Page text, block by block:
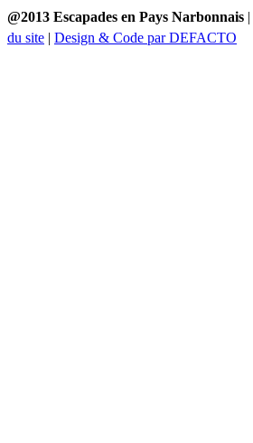
@2013 Escapades en Pays Narbonnais |
du site | Design & Code par DEFACTO